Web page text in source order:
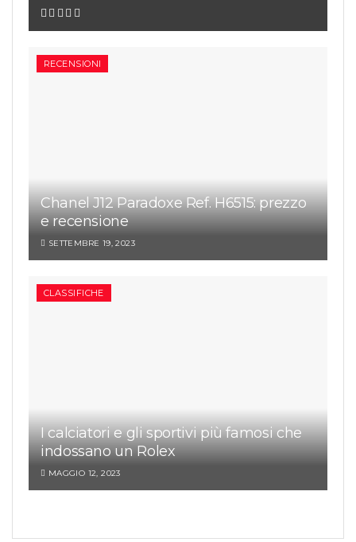
RECENSIONI
Chanel J12 Paradoxe Ref. H6515: prezzo
e recensione
SETTEMBRE 19, 2023
CLASSIFICHE
I calciatori e gli sportivi più famosi che
indossano un Rolex
MAGGIO 12, 2023